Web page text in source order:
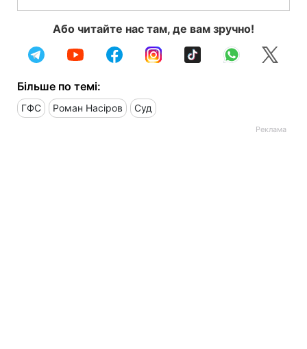
Або читайте нас там, де вам зручно!
Більше по темі:
ГФС Роман Насіров Суд